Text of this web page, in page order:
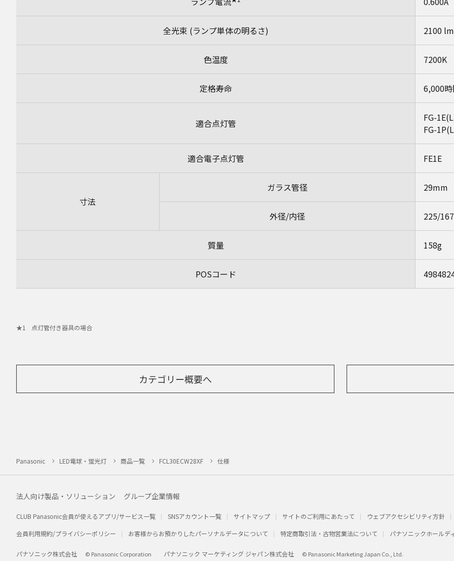
全光束 (ランプ単体の明るさ) 2100 lm
色温度 7200K
定格寿命 6,000
適合点灯管
FG-
FG-
適合電子点灯管 FE1E
寸法
ガラス管径 29mm
外径/内径 225/
質量 158g
POSコード
点灯管付き器具の場合
カテゴリー概要へ
Panasonic LED電球・蛍光灯 商品一覧 FCL30ECW28XF 仕様
法人向け製品・ソリューション グループ企業情報
CLUB Panasonic会員が使えるアプリ/サービス一覧 SNSアカウント一覧 サイトマップ サイトのご利用にあたって
ウェブアクセシビリティ方針
会員利用規約/プライバシーポリシー
お客様からお預かりしたパーソナルデータについて 特定商取引法・古物営業法について パナソニックホールデ
パナソニック株式会社 © Panasonic Corporation パナソニック マーケティング ジャパン株式会社 © Panasonic Marketing Japan Co., Ltd.